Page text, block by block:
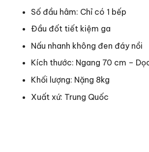
Số đầu hâm: Chỉ có 1 bếp
Đầu đốt tiết kiệm ga
Nấu nhanh không đen đáy nồi
Kích thước: Ngang 70 cm –
Khối lượng: Nặng 8kg
Xuất xứ: Trung Quốc